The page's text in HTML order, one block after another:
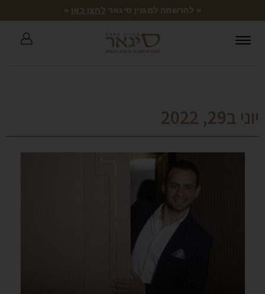
« להרשמה למגזין סיגאר לחצו כאן »
יוני ב29, 2022